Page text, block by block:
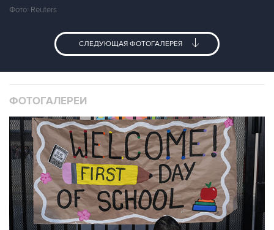
Фото: Reuters
СЛЕДУЮЩАЯ ФОТОГАЛЕРЕЯ
ФОТОГАЛЕРЕИ